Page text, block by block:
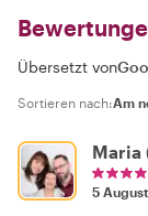
Übersetzt von
Sortieren nach:
Maria
5